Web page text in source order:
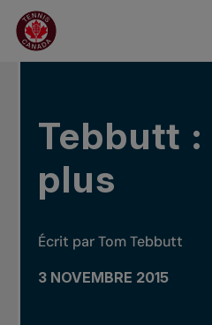
Sauter au menu principal
Sauter au contenu principal
Sauter au pied de page
DANS LES NOUVELLES
Tebbutt :
plus
Écrit par Tom Tebbutt
3 NOVEMBRE 2015